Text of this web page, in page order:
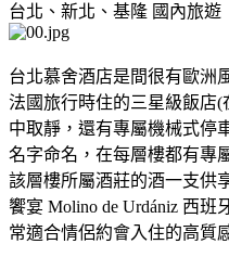
台北、新北、基隆 國內旅遊
台北慕舍酒店是間很有歐洲
法國旅行時住的三星級飯店(
中取靜，還有專屬機械式停
名字命名，在每層樓都有專
該層樓所屬酒莊的酒一支供
饗宴 Molino de Urdániz 西
常適合情侶約會入住的高質